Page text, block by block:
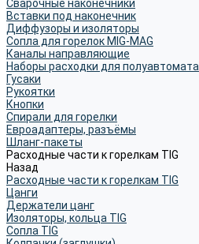
Сварочные наконечники
Вставки под наконечник
Диффузоры и изоляторы
Сопла для горелок MIG-MAG
Каналы направляющие
Наборы расходки для полуавтомата
Гусаки
Рукоятки
Кнопки
Спирали для горелки
Евроадаптеры, разъёмы
Шланг-пакеты
Расходные части к горелкам TIG
Назад
Расходные части к горелкам TIG
Цанги
Держатели цанг
Изоляторы, кольца TIG
Сопла TIG